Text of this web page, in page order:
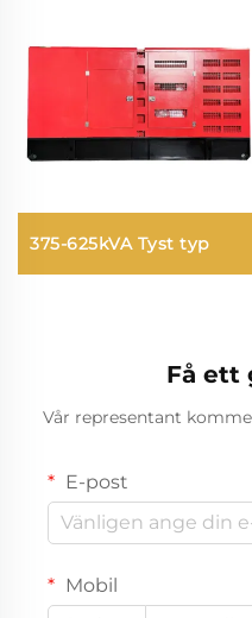
375-625kVA Tyst typ
Få ett
Vår representant
E-post
Mobil